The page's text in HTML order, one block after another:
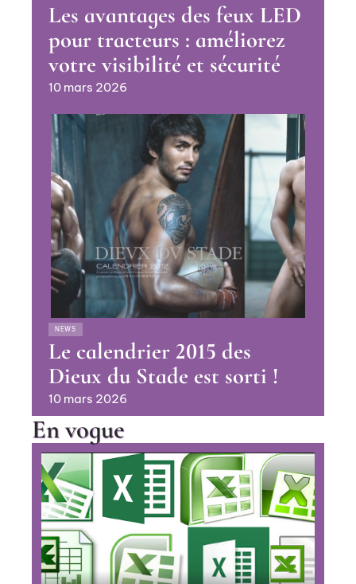
Les avantages des feux LED
pour tracteurs : améliorez
votre visibilité et sécurité
10 mars 2026
NEWS
Le calendrier 2015 des
Dieux du Stade est sorti !
10 mars 2026
En vogue